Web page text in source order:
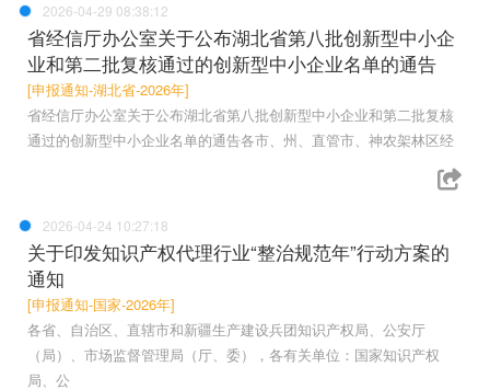
2026-04-29 08:38:12
省经信厅办公室关于公布湖北省第八批创新型中小企
业和第二批复核通过的创新型中小企业名单的通告
[申报通知-湖北省-2026年]
省经信厅办公室关于公布湖北省第八批创新型中小企业和第二批复核
通过的创新型中小企业名单的通告各市、州、直管市、神农架林区经
2026-04-24 10:27:18
关于印发知识产权代理行业“整治规范年”行动方案的
通知
[申报通知-国家-2026年]
各省、自治区、直辖市和新疆生产建设兵团知识产权局、公安厅
（局）、市场监督管理局（厅、委），各有关单位：国家知识产权
局、公